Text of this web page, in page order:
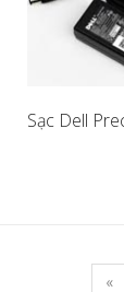
Sạc Dell
«